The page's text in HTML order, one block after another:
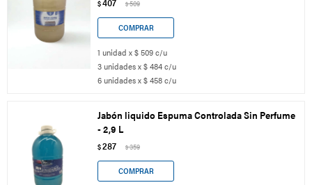
$ $509
1 unidad x $ 509 c/u
3 unidades x $ 484 c/u
6 unidades x $ 458 c/u
Jabón liquido Espuma Controlada Sin Perfume
- 2,9 L
$287 $359